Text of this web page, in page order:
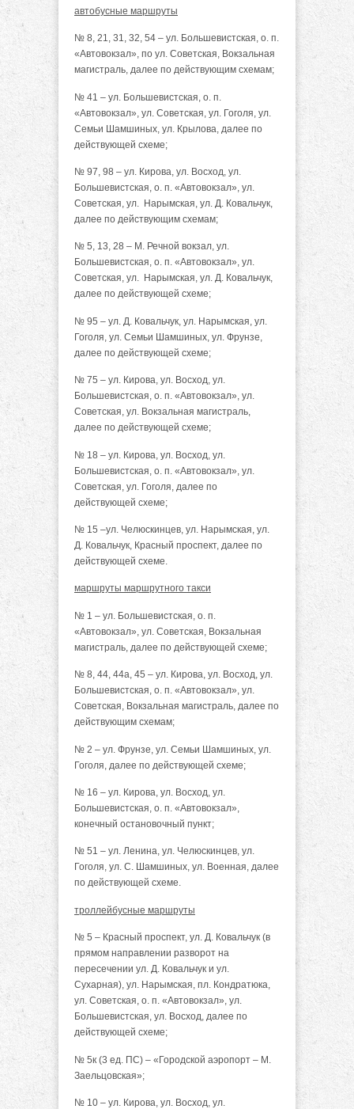
автобусные маршруты
№ 8, 21, 31, 32, 54 – ул. Большевистская, о. п.
«Автовокзал», по ул. Советская, Вокзальная
магистраль, далее по действующим схемам;
№ 41 – ул. Большевистская, о. п.
«Автовокзал», ул. Советская, ул. Гоголя, ул.
Семьи Шамшиных, ул. Крылова, далее по
действующей схеме;
№ 97, 98 – ул. Кирова, ул. Восход, ул.
Большевистская, о. п. «Автовокзал», ул.
Советская, ул. Нарымская, ул. Д. Ковальчук,
далее по действующим схемам;
№ 5, 13, 28 – М. Речной вокзал, ул.
Большевистская, о. п. «Автовокзал», ул.
Советская, ул. Нарымская, ул. Д. Ковальчук,
далее по действующей схеме;
№ 95 – ул. Д. Ковальчук, ул. Нарымская, ул.
Гоголя, ул. Семьи Шамшиных, ул. Фрунзе,
далее по действующей схеме;
№ 75 – ул. Кирова, ул. Восход, ул.
Большевистская, о. п. «Автовокзал», ул.
Советская, ул. Вокзальная магистраль,
далее по действующей схеме;
№ 18 – ул. Кирова, ул. Восход, ул.
Большевистская, о. п. «Автовокзал», ул.
Советская, ул. Гоголя, далее по
действующей схеме;
№ 15 –ул. Челюскинцев, ул. Нарымская, ул.
Д. Ковальчук, Красный проспект, далее по
действующей схеме.
маршруты маршрутного такси
№ 1 – ул. Большевистская, о. п.
«Автовокзал», ул. Советская, Вокзальная
магистраль, далее по действующей схеме;
№ 8, 44, 44а, 45 – ул. Кирова, ул. Восход, ул.
Большевистская, о. п. «Автовокзал», ул.
Советская, Вокзальная магистраль, далее по
действующим схемам;
№ 2 – ул. Фрунзе, ул. Семьи Шамшиных, ул.
Гоголя, далее по действующей схеме;
№ 16 – ул. Кирова, ул. Восход, ул.
Большевистская, о. п. «Автовокзал»,
конечный остановочный пункт;
№ 51 – ул. Ленина, ул. Челюскинцев, ул.
Гоголя, ул. С. Шамшиных, ул. Военная, далее
по действующей схеме.
троллейбусные маршруты
№ 5 – Красный проспект, ул. Д. Ковальчук (в
прямом направлении разворот на
пересечении ул. Д. Ковальчук и ул.
Сухарная), ул. Нарымская, пл. Кондратюка,
ул. Советская, о. п. «Автовокзал», ул.
Большевистская, ул. Восход, далее по
действующей схеме;
№ 5к (3 ед. ПС) – «Городской аэропорт – М.
Заельцовская»;
№ 10 – ул. Кирова, ул. Восход, ул.